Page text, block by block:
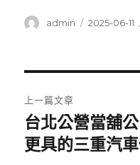
作
admin
發
2025-06-11
章
導
上一篇文章
上
一
台北公營當舖
更具的三重汽